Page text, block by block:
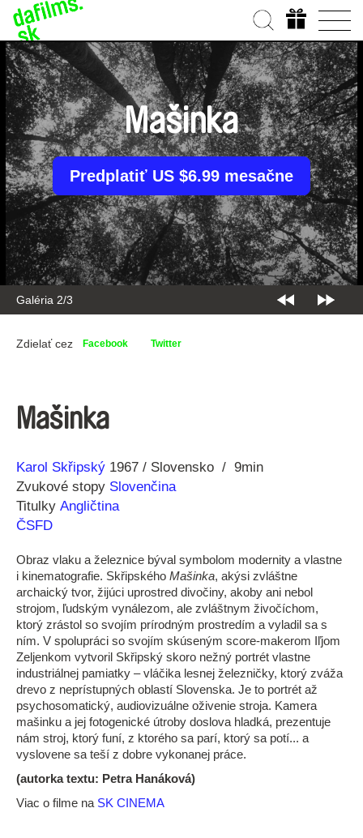
Galéria 2/3
Mašinka
Predplatiť US $6.99 mesačne
Zdielať cez Facebook Twitter
Mašinka
Réžia
Karol Skřipský
Rok
výroby
1967 Slovensko
9min
Zvukové stopy Slovenčina
Titulky Angličtina
ČSFD
Obraz vlaku a železnice býval symbolom modernity a vlastne
i kinematografie. Skřipského Mašinka, akýsi zvláštne
archaický tvor, žijúci uprostred divočiny, akoby ani nebol
strojom, ľudským vynálezom, ale zvláštnym živočíchom,
ktorý zrástol so svojím prírodným prostredím a vyladil sa s
ním. V spolupráci so svojím skúseným score-makerom Iľjom
Zeljenkom vytvoril Skřipský skoro nežný portrét vlastne
industriálnej pamiatky – vláčika lesnej železničky, ktorý zváža
drevo z neprístupných oblastí Slovenska. Je to portrét až
psychosomatický, audiovizuálne oživenie stroja. Kamera
mašinku a jej fotogenické útroby doslova hladká, prezentuje
nám stroj, ktorý funí, z ktorého sa parí, ktorý sa potí... a
vyslovene sa teší z dobre vykonanej práce.
(autorka textu: Petra Hanáková)
Viac o filme na SK CINEMA